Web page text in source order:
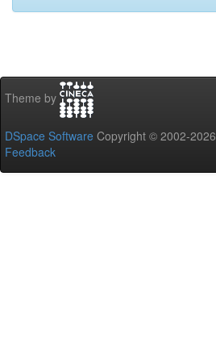
Theme by
DSpace Software Copyright © 2002-2026
Feedback